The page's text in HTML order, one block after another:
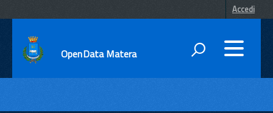
Accedi
OpenData Matera